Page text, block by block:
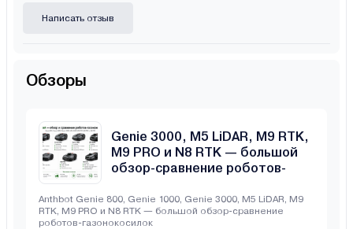
Написать отзыв
Обзоры
Genie 3000, M5 LiDAR, M9 RTK,
M9 PRO и N8 RTK — большой
обзор-сравнение роботов-
Anthbot Genie 800, Genie 1000, Genie 3000, M5 LiDAR, M9
RTK, M9 PRO и N8 RTK — большой обзор-сравнение
роботов-газонокосилок